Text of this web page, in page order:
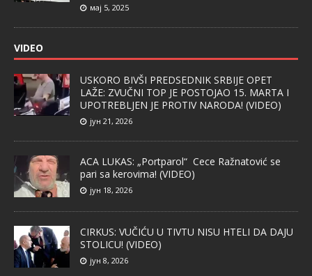
мај 5, 2025
VIDEO
USKORO BIVŠI PREDSEDNIK SRBIJE OPET
LAŽE: ZVUČNI TOP JE POSTOJAO 15. MARTA I
UPOTREBLJEN JE PROTIV NARODA! (VIDEO)
јун 21, 2026
ACA LUKAS: „Portparol“ Cece Ražnatović se
pari sa kerovima! (VIDEO)
јун 18, 2026
CIRKUS: VUČIĆU U TIVTU NISU HTELI DA DAJU
STOLICU! (VIDEO)
јун 8, 2026